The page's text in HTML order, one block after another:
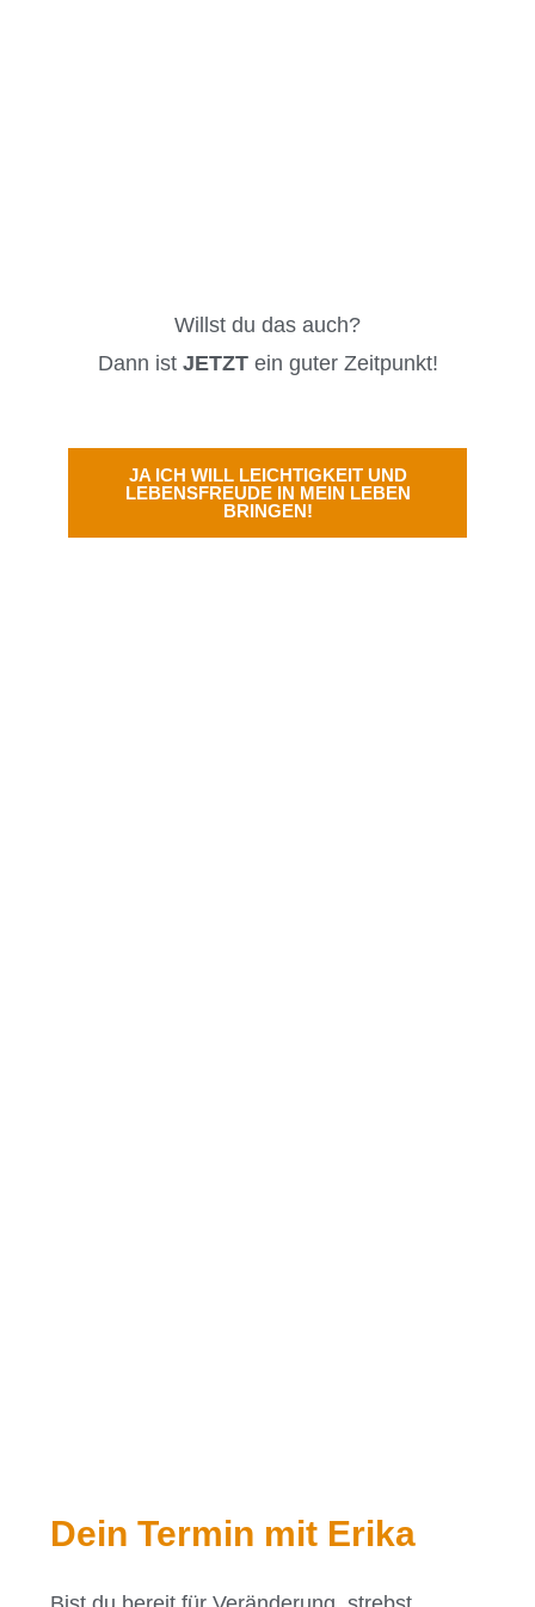
Willst du das auch?
Dann ist JETZTein guter Zeitpunkt!
JA ICH WILL LEICHTIGKEIT UND
LEBENSFREUDE IN MEIN LEBEN
BRINGEN!
Dein Termin mit Erika